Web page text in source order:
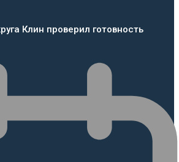
Клин проверил готовность